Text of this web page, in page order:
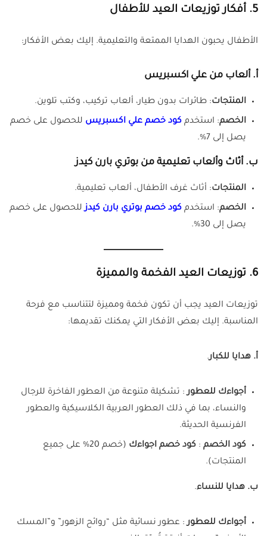
5. أفكار توزيعات العيد للأطفال
الأطفال يحبون الهدايا الممتعة والتعليمية. إليك بعض الأفكار:
أ. ألعاب من علي اكسبريس
المنتجات: طائرات بدون طيار، ألعاب تركيب، وكتب تلوين.
الخصم: استخدم كود خصم علي اكسبريس للحصول على خصم
يصل إلى 7%.
ب. أثاث وألعاب تعليمية من بوتري بارن كيدز
المنتجات: أثاث غرف الأطفال، ألعاب تعليمية.
الخصم: استخدم كود خصم بوتري بارن كيدزللحصول على خصم
يصل إلى 30%.
6. توزيعات العيد الفخمة والمميزة
توزيعات العيد يجب أن تكون فخمة ومميزة لتتناسب مع فرحة
المناسبة. إليك بعض الأفكار التي يمكنك تقديمها:
أ. هدايا للكبار.
أجواءك للعطور: تشكيلة متنوعة من العطور الفاخرة للرجال
والنساء، بما في ذلك العطور العربية الكلاسيكية والعطور
الفرنسية الحديثة.
كود الخصم : كود خصم اجواءك
(خصم 20% على جميع
المنتجات).
ب. هدايا للنساء.
أجواءك للعطور: عطور نسائية مثل “روائح الزهور” و”المسك